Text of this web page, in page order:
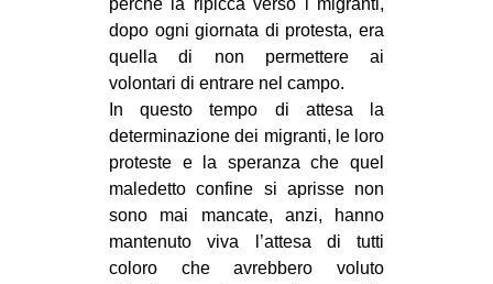
perché la ripicca verso i migranti,
dopo ogni giornata di protesta, era
quella di non permettere ai
volontari di entrare nel campo.
In questo tempo di attesa la
determinazione dei migranti, le loro
proteste e la speranza che quel
maledetto confine si aprisse non
sono mai mancate, anzi, hanno
mantenuto viva l’attesa di tutti
coloro che avrebbero voluto